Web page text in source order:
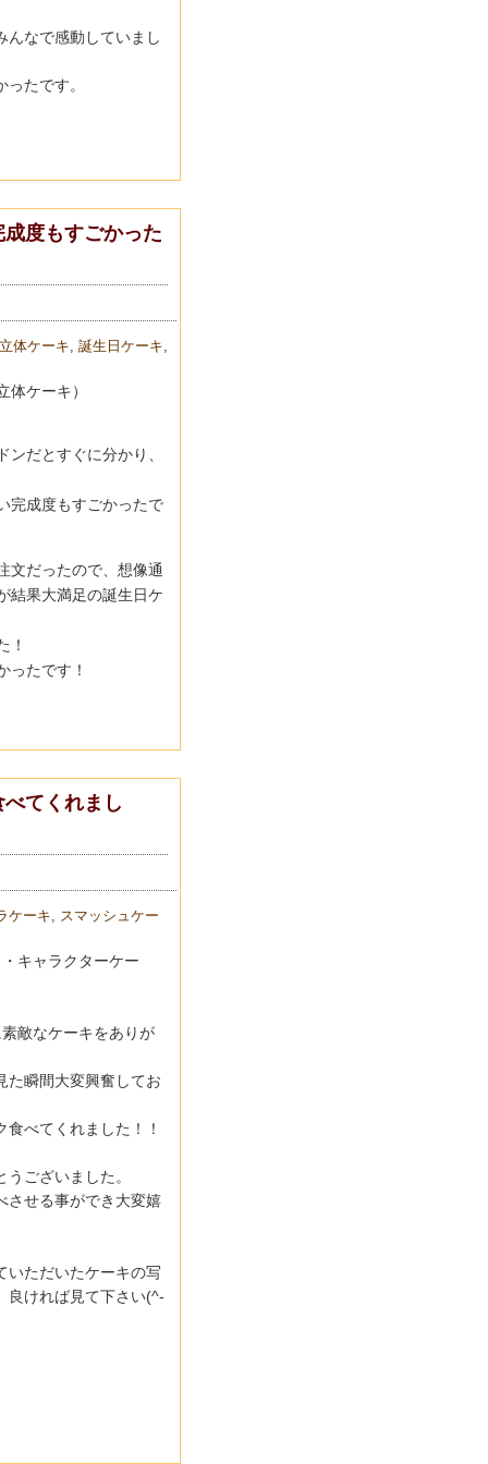
んなで感動していまし
たです。
度もすごかった
体ケーキ 誕生日ケーキ
ケーキ）
だとすぐに分かり、
完成度もすごかったで
文だったので、想像通
結果大満足の誕生日ケ
！
ったです！
てくれまし
ケーキ スマッシュケー
キャラクターケー
敵なケーキをありが
た瞬間大変興奮してお
べてくれました！！
ございました。
させる事ができ大変嬉
いただいたケーキの写
良ければ見て下さい(^-